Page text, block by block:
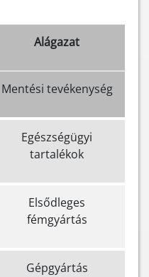
Alágazat
Mentési tevékenység
Egészségügyi
tartalékok
Elsődleges
fémgyártás
Gépgyártás